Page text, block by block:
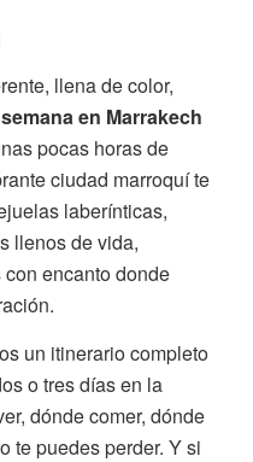
llena de color,
en Marrakech
pocas horas de
ciudad marroquí te
laberínticas,
llenos de vida,
encanto donde
un itinerario completo
o tres días en la
dónde comer, dónde
te puedes perder. Y si